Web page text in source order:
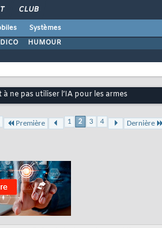
CLUB
Systèmes
DICO HUMOUR
ne pas utiliser l’IA pour les armes
Première 1 2 3 4 Dernière